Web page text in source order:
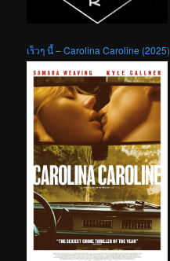
เร็วๆ นี้ – Carolina Caroline (2025)